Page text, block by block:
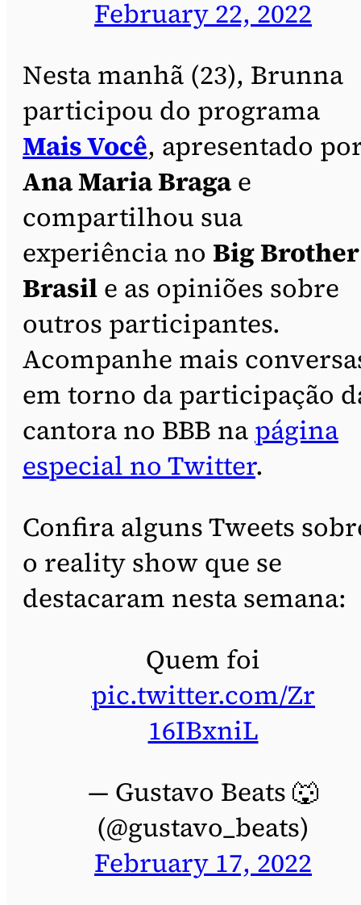
February 22, 2022
Nesta manhã (23), Brunna
participou do programa
Mais Você, apresentado
Ana Maria Bragae
compartilhou sua
experiência no Big Brother
Brasil e as opiniões sobre
outros participantes.
Acompanhe mais
em torno da participação
cantora no BBB na página
especial no Twitter.
Confira alguns Tweets
o reality show que se
destacaram nesta semana:
Quem foi
pic.twitter.com/Zr
16IBxniL
— Gustavo Beats 🐺
(@gustavo_beats)
February 17, 2022